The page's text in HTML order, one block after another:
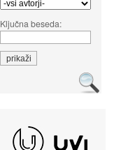
Ključna beseda: